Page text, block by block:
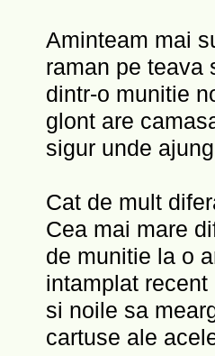
Aminteam mai
raman pe teava
dintr-o munitie
glont are
sigur unde
Cat de mult
Cea mai mare
de munitie la o
intamplat
si noile sa
cartuse ale